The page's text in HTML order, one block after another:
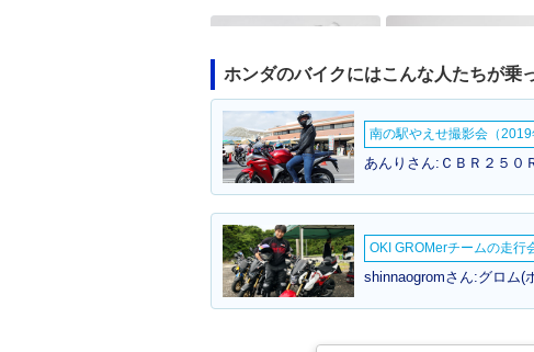
2018年 CBR250RR AB
S・カラーチェンジ
2017年 CBR250RR
ホンダのバイクにはこんな人たちが乗
南の駅やえせ撮影会（2019
あんりさん:ＣＢＲ２５０
OKI GROMerチームの走行
shinnaogromさん:グロム(